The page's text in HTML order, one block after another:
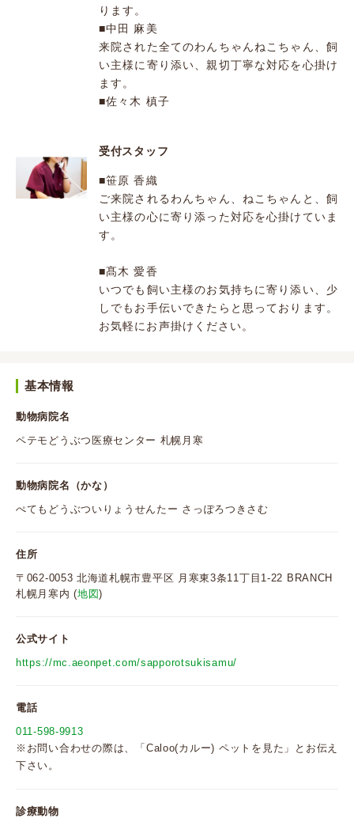
ります。
■中田 麻美
来院された全てのわんちゃんねこちゃん、飼
い主様に寄り添い、親切丁寧な対応を心掛け
ます。
■佐々木 槙子
受付スタッフ
■笹原 香織
ご来院されるわんちゃん、ねこちゃんと、飼
い主様の心に寄り添った対応を心掛けていま
す。
■髙木 愛香
いつでも飼い主様のお気持ちに寄り添い、少
しでもお手伝いできたらと思っております。
お気軽にお声掛けください。
基本情報
動物病院名
ペテモどうぶつ医療センター 札幌月寒
動物病院名（かな）
ぺてもどうぶついりょうせんたー さっぽろつきさむ
住所
〒062-0053 北海道札幌市豊平区 月寒東3条11丁目1-22 BRANCH
札幌月寒内 (地図)
公式サイト
https://mc.aeonpet.com/sapporotsukisamu/
電話
011-598-9913
※お問い合わせの際は、「Caloo(カルー) ペットを見た」とお伝え
下さい。
診療動物